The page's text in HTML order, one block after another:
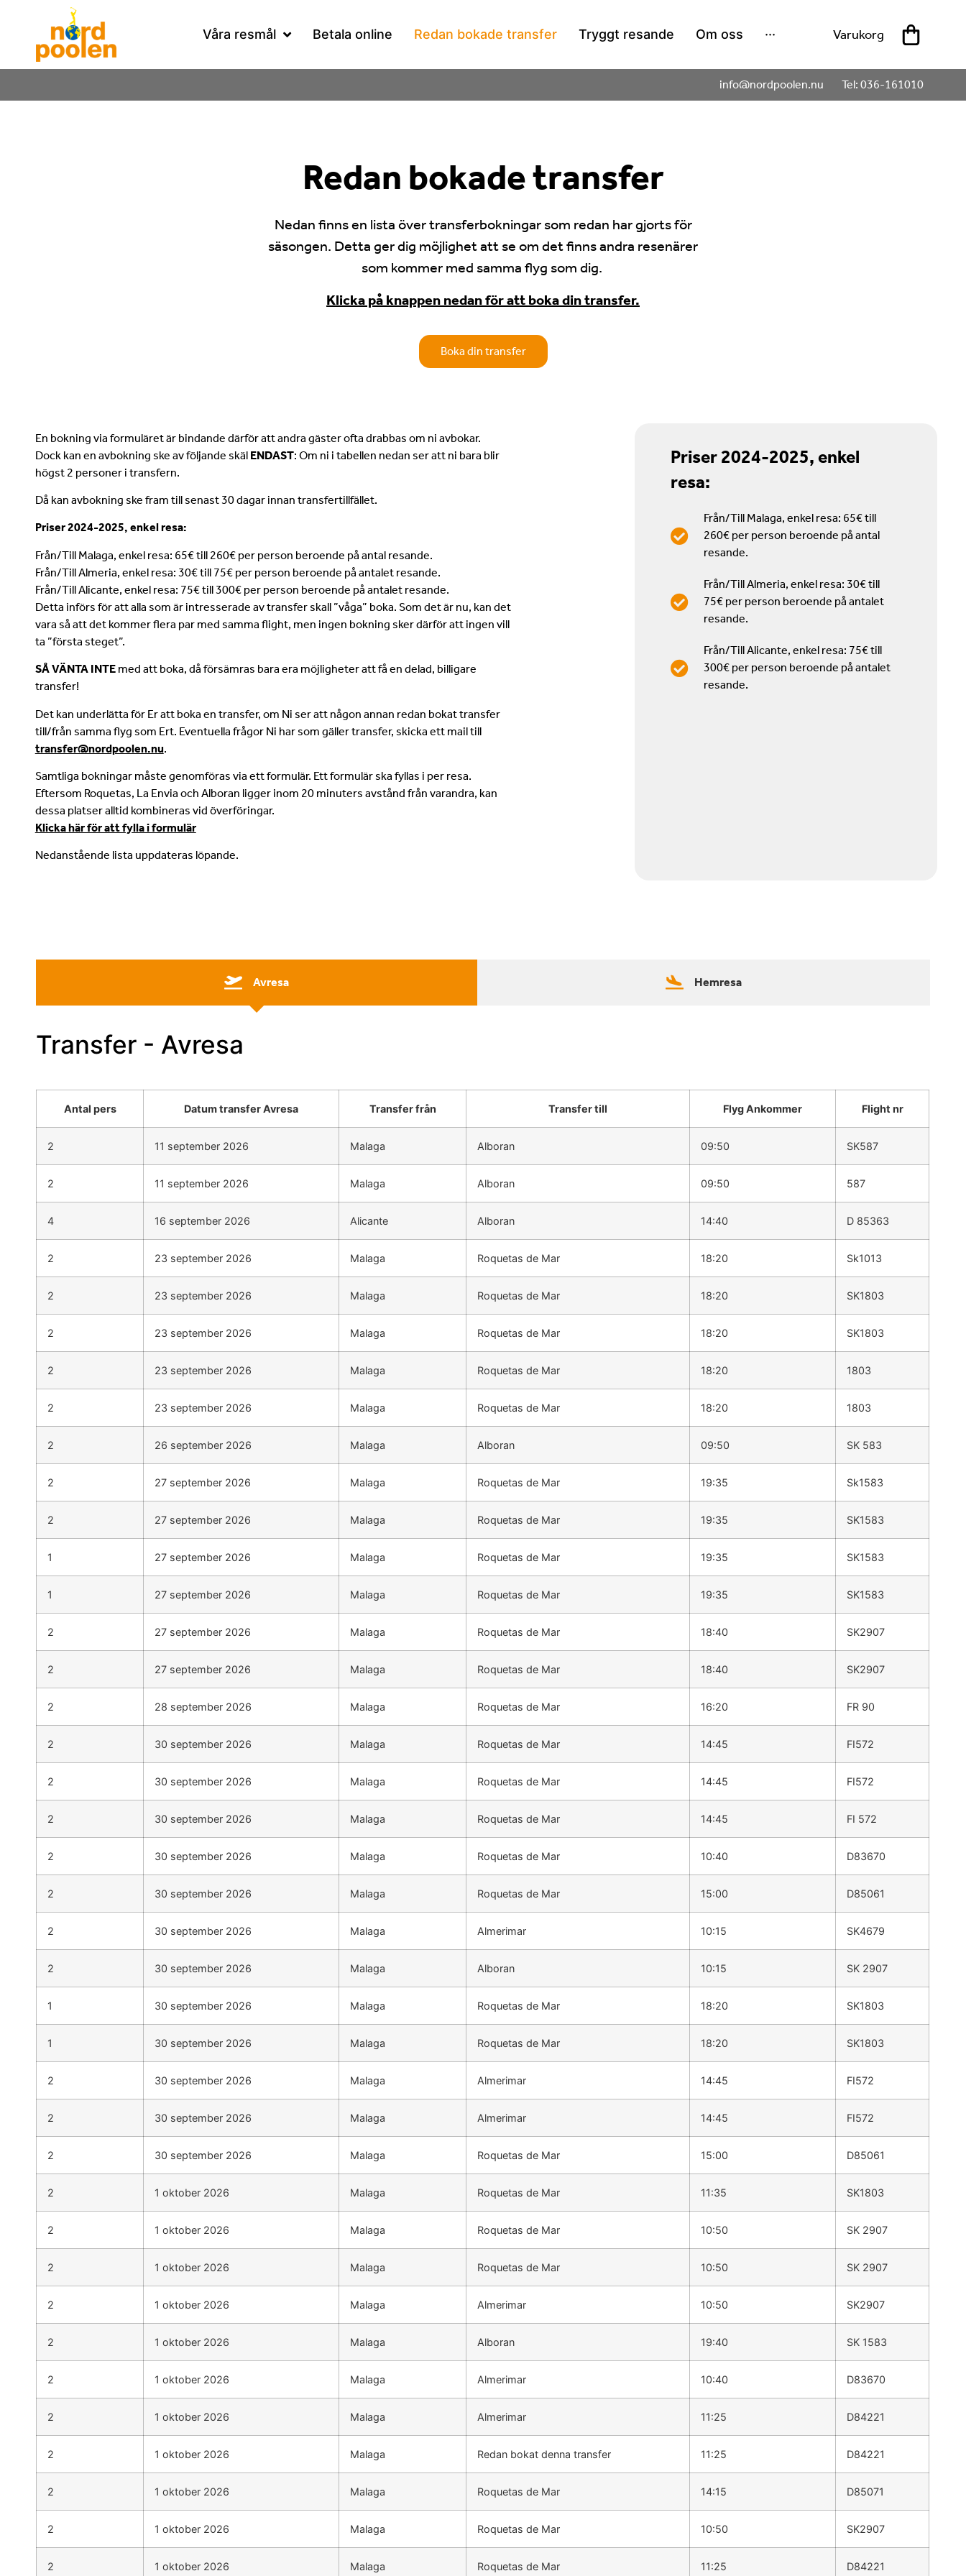
Våra resmål Betala online Redan bokade transfer Tryggt resande Om oss ··· Varukorg
info@nordpoolen.nu Tel: 036-161010
Redan bokade transfer
Nedan finns en lista över transferbokningar som redan har gjorts för
säsongen. Detta ger dig möjlighet att se om det finns andra resenärer
som kommer med samma flyg som dig.
Klicka på knappen nedan för att boka din transfer.
Boka din transfer
En bokning via formuläret är bindande därför att andra gäster ofta drabbas om ni avbokar.
Dock kan en avbokning ske av följande skäl ENDAST: Om ni i tabellen nedan ser att ni bara blir
högst 2 personer i transfern.
Då kan avbokning ske fram till senast 30 dagar innan transfertillfället.
Priser 2024-2025, enkel resa:
Från/Till Malaga, enkel resa: 65€ till 260€ per person beroende på antal resande.
Från/Till Almeria, enkel resa: 30€ till 75€ per person beroende på antalet resande.
Från/Till Alicante, enkel resa: 75€ till 300€ per person beroende på antalet resande.
Detta införs för att alla som är intresserade av transfer skall ”våga” boka. Som det är nu, kan det
vara så att det kommer flera par med samma flight, men ingen bokning sker därför att ingen vill
ta ”första steget”.
SÅ VÄNTA INTEmed att boka, då försämras bara era möjligheter att få en delad, billigare
transfer!
Det kan underlätta för Er att boka en transfer, om Ni ser att någon annan redan bokat transfer
till/från samma flyg som Ert. Eventuella frågor Ni har som gäller transfer, skicka ett mail till
transfer@nordpoolen.nu.
Samtliga bokningar måste genomföras via ett formulär. Ett formulär ska fyllas i per resa.
Eftersom Roquetas, La Envia och Alboran ligger inom 20 minuters avstånd från varandra, kan
dessa platser alltid kombineras vid överföringar.
Klicka här för att fylla i formulär
Nedanstående lista uppdateras löpande.
Priser 2024-2025, enkel
resa:
Från/Till Malaga, enkel resa: 65€ till
260€ per person beroende på antal
resande.
Från/Till Almeria, enkel resa: 30€ till
75€ per person beroende på antalet
resande.
Från/Till Alicante, enkel resa: 75€ till
300€ per person beroende på antalet
resande.
Avresa Hemresa
Transfer - Avresa
Antal pers Datum transfer Avresa Transfer från Transfer till Flyg Ankommer Flight nr
2 11 september 2026 Malaga Alboran 09:50 SK587
2 11 september 2026 Malaga Alboran 09:50 587
4 16 september 2026 Alicante Alboran 14:40 D 85363
2 23 september 2026 Malaga Roquetas de Mar 18:20 Sk1013
2 23 september 2026 Malaga Roquetas de Mar 18:20 SK1803
2 23 september 2026 Malaga Roquetas de Mar 18:20 SK1803
2 23 september 2026 Malaga Roquetas de Mar 18:20 1803
2 23 september 2026 Malaga Roquetas de Mar 18:20 1803
2 26 september 2026 Malaga Alboran 09:50 SK 583
2 27 september 2026 Malaga Roquetas de Mar 19:35 Sk1583
2 27 september 2026 Malaga Roquetas de Mar 19:35 SK1583
1 27 september 2026 Malaga Roquetas de Mar 19:35 SK1583
1 27 september 2026 Malaga Roquetas de Mar 19:35 SK1583
2 27 september 2026 Malaga Roquetas de Mar 18:40 SK2907
2 27 september 2026 Malaga Roquetas de Mar 18:40 SK2907
2 28 september 2026 Malaga Roquetas de Mar 16:20 FR 90
2 30 september 2026 Malaga Roquetas de Mar 14:45 FI572
2 30 september 2026 Malaga Roquetas de Mar 14:45 FI572
2 30 september 2026 Malaga Roquetas de Mar 14:45 FI 572
2 30 september 2026 Malaga Roquetas de Mar 10:40 D83670
2 30 september 2026 Malaga Roquetas de Mar 15:00 D85061
2 30 september 2026 Malaga Almerimar 10:15 SK4679
2 30 september 2026 Malaga Alboran 10:15 SK 2907
1 30 september 2026 Malaga Roquetas de Mar 18:20 SK1803
1 30 september 2026 Malaga Roquetas de Mar 18:20 SK1803
2 30 september 2026 Malaga Almerimar 14:45 FI572
2 30 september 2026 Malaga Almerimar 14:45 FI572
2 30 september 2026 Malaga Roquetas de Mar 15:00 D85061
2 1 oktober 2026 Malaga Roquetas de Mar 11:35 SK1803
2 1 oktober 2026 Malaga Roquetas de Mar 10:50 SK 2907
2 1 oktober 2026 Malaga Roquetas de Mar 10:50 SK 2907
2 1 oktober 2026 Malaga Almerimar 10:50 SK2907
2 1 oktober 2026 Malaga Alboran 19:40 SK 1583
2 1 oktober 2026 Malaga Almerimar 10:40 D83670
2 1 oktober 2026 Malaga Almerimar 11:25 D84221
2 1 oktober 2026 Malaga Redan bokat denna transfer 11:25 D84221
2 1 oktober 2026 Malaga Roquetas de Mar 14:15 D85071
2 1 oktober 2026 Malaga Roquetas de Mar 10:50 SK2907
2 1 oktober 2026 Malaga Roquetas de Mar 11:25 D84221